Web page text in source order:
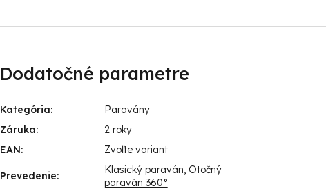
Dodatočné parametre
Kategória:
Paravány
Záruka:
2 roky
EAN: Zvoľte variant
Prevedenie: Klasický paraván, Otočný
paraván 360°